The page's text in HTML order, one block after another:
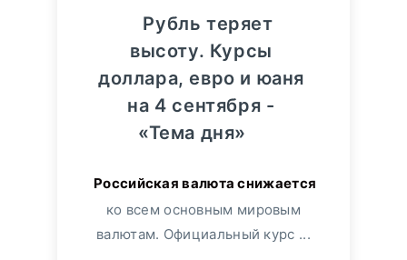
Рубль теряет
высоту. Курсы
доллара, евро и юаня
на 4 сентября -
«Тема дня»
ко всем основным мировым
валютам. Официальный курс ...